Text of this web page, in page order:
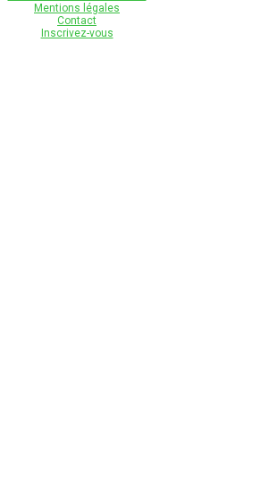
Mentions légales
Contact
Inscrivez-vous